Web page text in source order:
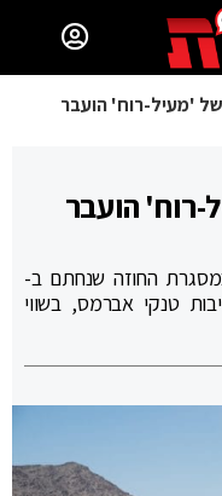
'מעיל-רוח' הועבר
רוח' הועבר
החוזה שנחתם ב-
במהלך 2019 ל-4 חטיבות טנקי אברמס, בשווי